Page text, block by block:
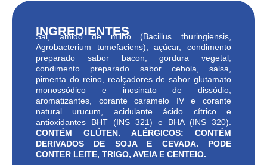
INGREDIENTES
Sal, amido de milho (Bacillus thuringiensis,
Agrobacterium tumefaciens), açúcar, condimento
preparado sabor bacon, gordura vegetal,
condimento preparado sabor cebola, salsa,
pimenta do reino, realçadores de sabor glutamato
monossódico e inosinato de dissódio,
aromatizantes, corante caramelo IV e corante
natural urucum, acidulante ácido cítrico e
antioxidantes BHT (INS 321) e BHA (INS 320).
CONTÉM GLÚTEN. ALÉRGICOS: CONTÉM
DERIVADOS DE SOJA E CEVADA. PODE
CONTER LEITE, TRIGO, AVEIA E CENTEIO.